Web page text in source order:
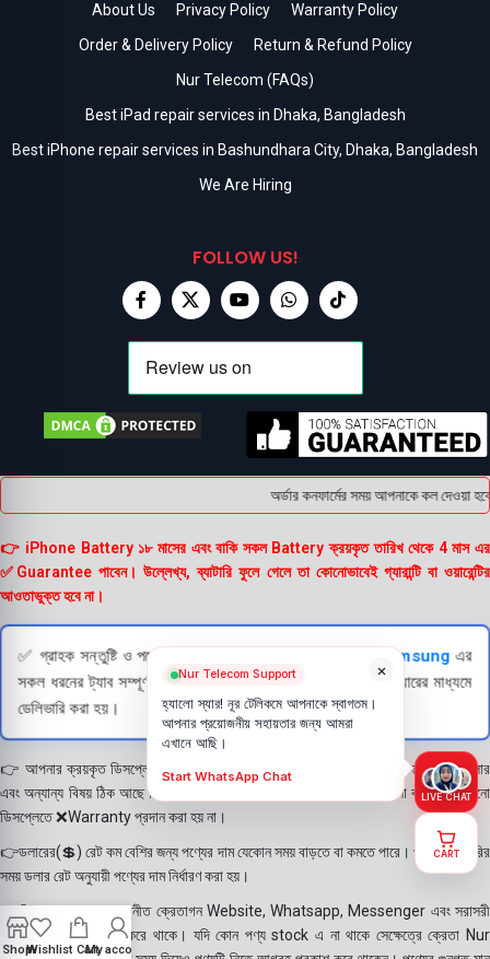
About Us Privacy Policy
Warranty Policy
Order & Delivery Policy
Return & Refund Policy
Nur Telecom (FAQs)
Best iPad repair services in Dhaka, Bangladesh
Best iPhone repair services in Bashundhara City, Dhaka, Bangladesh
We Are Hiring
FOLLOW US!
অর্ডার কনফার্মের সময় আপনাকে কল দেওয়া
👉 iPhone Battery ১৮ মাসের এবং বাকি সকল Battery ক্রয়কৃত তারিখ থেকে 4 মাস এর
✅Guarantee পাবেন। উল্লেখ্য, ব্যাটারি ফুলে গেলে তা কোনোভাবেই গ্যারান্টি বা ওয়ারেন্টির
আওতাভুক্ত হবে না।
✅ গ্রাহক সন্তুষ্টি ও পণ্যের স্বচ্ছতা নিশ্চিত করতে Samsung এর
সকল ধরনের ট্যাব সম্পূর্ণরূপে যাচাই (Check) করার পরই বিক্রি ও কুরিয়ারের মাধ্যমে
ডেলিভারি করা হয়।
👉 আপনার ক্রয়কৃত ডিসপ্লে স্থায়ী ভাবে লাগানোর আগে মোবাইলে লাগিয়ে চেক করে নিবেন কালার
এবং অন্যান্য বিষয় ঠিক আছে কিনা। শতভাগ নিশ্চিত হয়ে পলি তুলবেন। পলি তোলা বা আঠা লাগানো
ডিসপ্লেতে ❌Warranty প্রদান করা হয় না।
👉ডলারের(💲) রেট কম বেশির জন্য পণ্যের দাম যেকোন সময় বাড়তে বা কমতে পারে। পণ্য ডেলিভারির
সময় ডলার রেট অনুযায়ী পণ্যের দাম নির্ধারণ করা হয়।
👉বিঃ দ্রঃ- আমাদের সম্মানীত ক্রেতাগন Website, Whatsapp, Messenger এবং সরাসরী
ফোন করে পণ্য Order করে থাকে। যদি কোন পণ্য stock এ না থাকে সেক্ষেত্রে ক্রেতা Nur
ShopWishlist CartMy account
×
Nur Telecom Support
হ্যালো স্যার! নূর টেলিকমে আপনাকে স্বাগতম।
আপনার প্রয়োজনীয় সহায়তার জন্য আমরা
এখানে আছি।
Start WhatsApp Chat
LIVE CHAT
CART